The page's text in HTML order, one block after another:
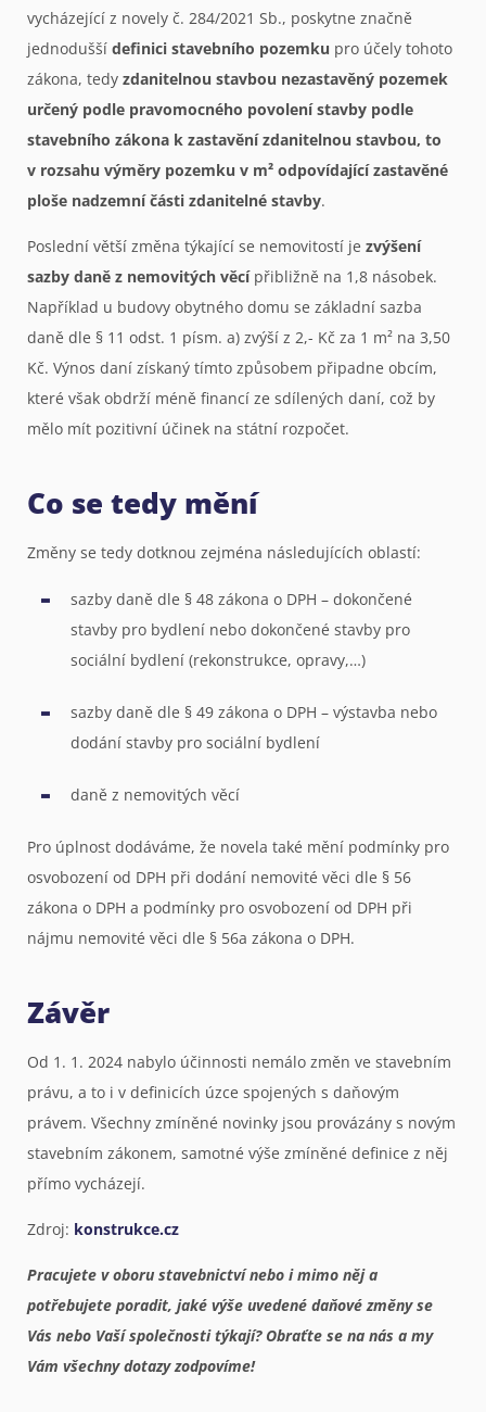
vycházející z novely č. 284/2021 Sb., poskytne značně
jednodušší definici stavebního pozemku pro účely tohoto
zákona, tedy zdanitelnou stavbou nezastavěný pozemek
určený podle pravomocného povolení stavby podle
stavebního zákona k zastavění zdanitelnou stavbou, to
v rozsahu výměry pozemku v m² odpovídající zastavěné
ploše nadzemní části zdanitelné stavby.
Poslední větší změna týkající se nemovitostí je zvýšení
sazby daně z nemovitých věcípřibližně na 1,8 násobek.
Například u budovy obytného domu se základní sazba
daně dle § 11 odst. 1 písm. a) zvýší z 2,- Kč za 1 m² na 3,50
Kč. Výnos daní získaný tímto způsobem připadne obcím,
které však obdrží méně financí ze sdílených daní, což by
mělo mít pozitivní účinek na státní rozpočet.
Co se tedy mění
Změny se tedy dotknou zejména následujících oblastí:
sazby daně dle § 48 zákona o DPH – dokončené
stavby pro bydlení nebo dokončené stavby pro
sociální bydlení (rekonstrukce, opravy,…)
sazby daně dle § 49 zákona o DPH – výstavba nebo
dodání stavby pro sociální bydlení
daně z nemovitých věcí
Pro úplnost dodáváme, že novela také mění podmínky pro
osvobození od DPH při dodání nemovité věci dle § 56
zákona o DPH a podmínky pro osvobození od DPH při
nájmu nemovité věci dle § 56a zákona o DPH.
Závěr
Od 1. 1. 2024 nabylo účinnosti nemálo změn ve stavebním
právu, a to i v definicích úzce spojených s daňovým
právem. Všechny zmíněné novinky jsou provázány s novým
stavebním zákonem, samotné výše zmíněné definice z něj
přímo vycházejí.
Zdroj: konstrukce.cz
Pracujete v oboru stavebnictví nebo i mimo něj a
potřebujete poradit, jaké výše uvedené daňové změny se
Vás nebo Vaší společnosti týkají? Obraťte se na nás a my
Vám všechny dotazy zodpovíme!